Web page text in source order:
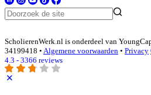
ScholierenWerk.nl is onderdeel van
34199418 • Algemene voorwaarden • Privacy
4.3 - 3366 reviews